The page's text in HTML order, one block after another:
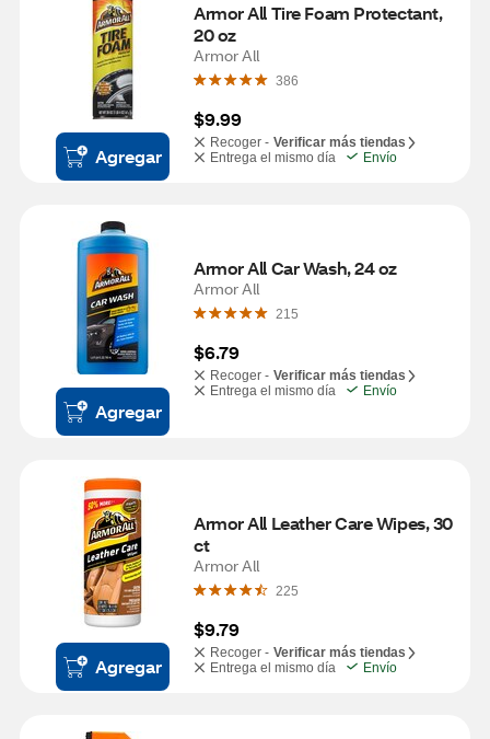
Agregar
Armor All Tire Foam Protectant,
20 oz
Armor All
386
$9.99
Recoger - Verificar más tiendas
Entrega el mismo día
Envío
Agregar
Armor All Car Wash, 24 oz
Armor All
215
$6.79
Recoger - Verificar más tiendas
Entrega el mismo día
Envío
Agregar
Armor All Leather Care Wipes, 30
ct
Armor All
225
$9.79
Recoger - Verificar más tiendas
Entrega el mismo día
Envío